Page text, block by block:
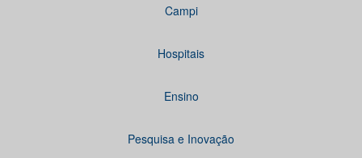
Campi
Hospitais
Ensino
Pesquisa e Inovação